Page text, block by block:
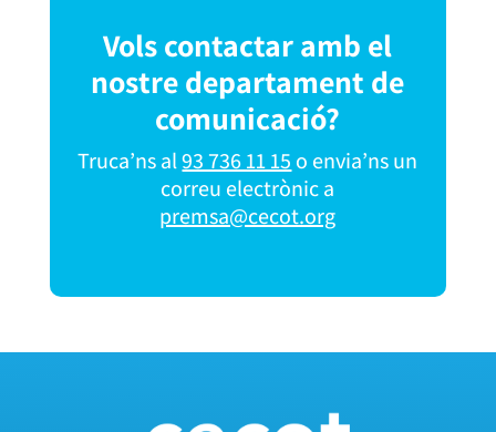
Vols contactar amb el
nostre departament de
comunicació?
Truca’ns al93 736 11 15 o envia’ns un
correu electrònic a
premsa@cecot.org